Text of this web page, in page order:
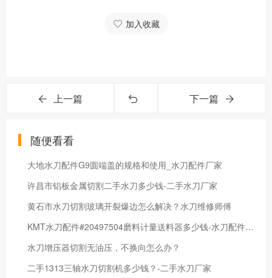
加入收藏
上一篇 下一篇
随便看看
大地水刀配件G9圆端盖的规格和使用_水刀配件厂家
许昌市铝板金属切割二手水刀多少钱-二手水刀厂家
黄石市水刀切割玻璃开裂爆边怎么解决？水刀维修师傅
KMT水刀配件#20497504磨料计量送料器多少钱-水刀配件厂家
水刀增压器切割无油压，不换向怎么办？
二手1313三轴水刀切割机多少钱？-二手水刀厂家